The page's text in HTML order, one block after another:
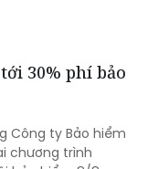
30% phí bảo
Công ty Bảo hiểm
chương trình